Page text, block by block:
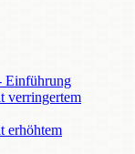
Einführung
verringertem
erhöhtem